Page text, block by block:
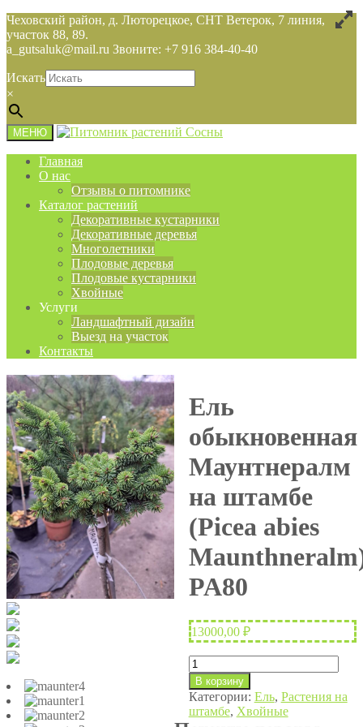
Чеховский район, д. Люторецкое, СНТ Ветерок, 7 линия,
участок 88, 89.
a_gutsaluk@mail.ru Звоните: +7 916 384-40-40
Искать
×
МЕНЮ
Главная
О нас
Отзывы о питомнике
Каталог растений
Декоративные кустарники
Декоративные деревья
Многолетники
Плодовые деревья
Плодовые кустарники
Хвойные
Услуги
Ландшафтный дизайн
Выезд на участок
Контакты
Ель
обыкновенная
Маунтнералм
на штамбе
(Picea abies
PA80
13000,00 ₽
Количество
товара
Ель
обыкновенная
Маунтнералм
В корзину
Категории: Ель, Растения на
штамбе, Хвойные